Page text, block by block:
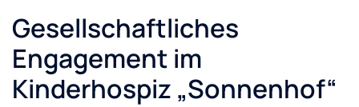
Gesellschaftliches
Engagement im
Kinderhospiz „Sonnenhof“